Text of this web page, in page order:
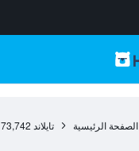
الصفحة الرئيسية تايلاند 73,742